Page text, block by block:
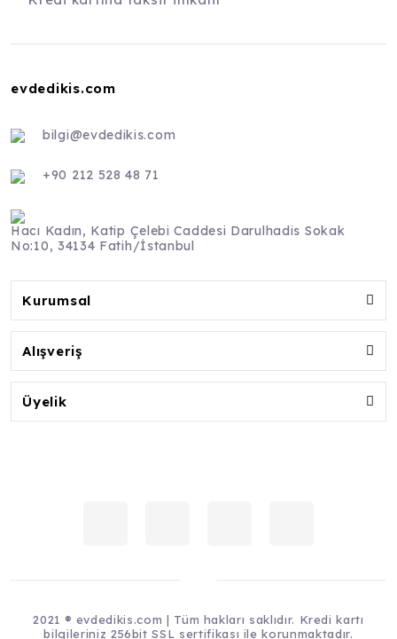
evdedikis.com
bilgi@evdedikis.com
+90 212 528 48 71
Hacı Kadın, Katip Çelebi Caddesi Darulhadis Sokak
No:10, 34134 Fatih/İstanbul
Kurumsal
Alışveriş
Üyelik
2021 ® evdedikis.com | Tüm hakları saklıdır. Kredi kartı
bilgileriniz 256bit SSL sertifikası ile korunmaktadır.